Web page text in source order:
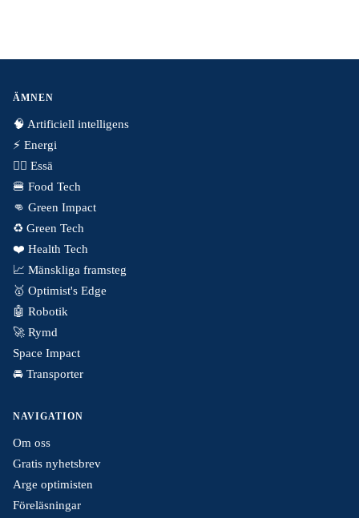
ÄMNEN
🧠 Artificiell intelligens
⚡️ Energi
✍🏼 Essä
🍔 Food Tech
👊 Green Impact
♻️ Green Tech
❤️ Health Tech
📈 Mänskliga framsteg
🥇 Optimist's Edge
🤖 Robotik
🚀 Rymd
Space Impact
🚘 Transporter
NAVIGATION
Om oss
Gratis nyhetsbrev
Arge optimisten
Föreläsningar